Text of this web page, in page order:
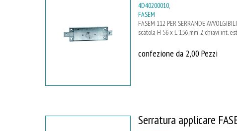
4D40200010,
FASEM
FASEM 112 PER SERRANDE
scatola H 56 x L 156 mm, 2 chiavi int.
confezione da 2,00 Pezzi
Serratura applicare